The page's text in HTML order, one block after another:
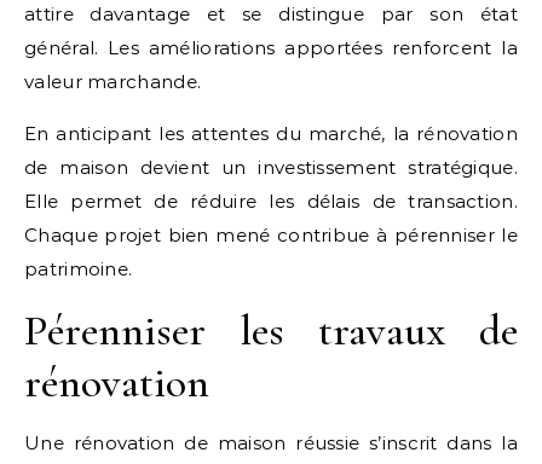
attire davantage et se distingue par son état
général. Les améliorations apportées renforcent la
valeur marchande.
En anticipant les attentes du marché, la rénovation
de maison devient un investissement stratégique.
Elle permet de réduire les délais de transaction.
Chaque projet bien mené contribue à pérenniser le
patrimoine.
Pérenniser les travaux de
rénovation
Une rénovation de maison réussie s’inscrit dans la